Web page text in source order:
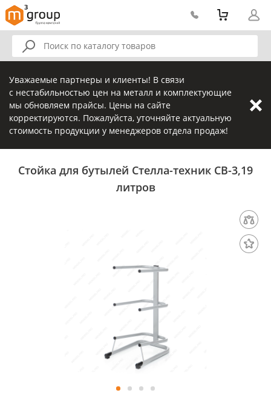
Уважаемые партнеры и клиенты! В связи
с нестабильностью цен на металл и комплектующие
мы обновляем прайсы. Цены на сайте
корректируются. Пожалуйста, уточняйте актуальную
стоимость продукции у менеджеров отдела продаж!
Стойка для бутылей Стелла-техник СВ-3,19
литров